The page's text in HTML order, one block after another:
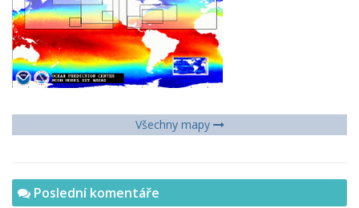
Všechny mapy
Poslední komentáře